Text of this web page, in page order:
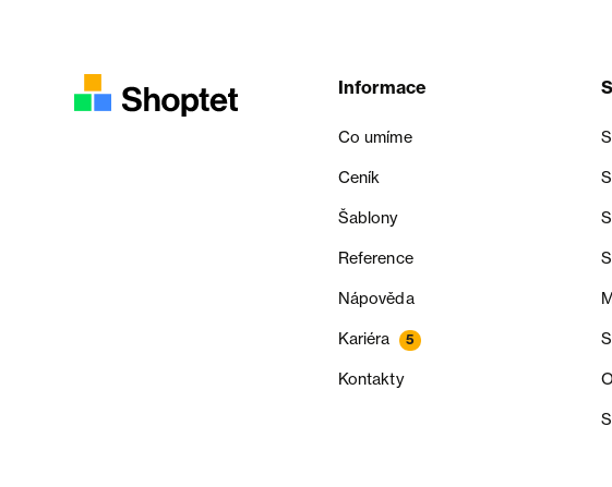
Informace
Co umíme
Ceník
Šablony
Reference
Nápověda
Kariéra 5
Kontakty